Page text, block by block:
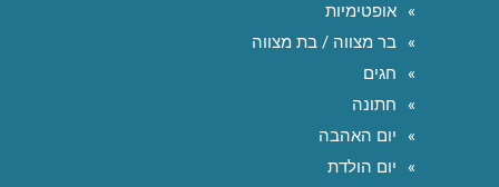
אופטימיות
בר מצווה / בת מצווה
חגים
חתונה
יום האהבה
יום הולדת